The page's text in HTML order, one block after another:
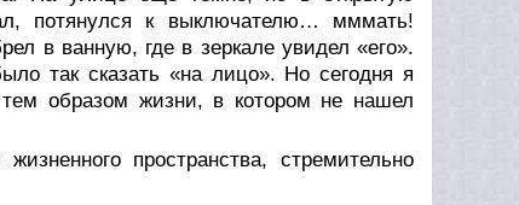
потянулся к выключателю… мммать!
в ванную, где в зеркале увидел «его».
так сказать «на лицо». Но сегодня я
образом жизни, в котором не нашел
пространства, стремительно